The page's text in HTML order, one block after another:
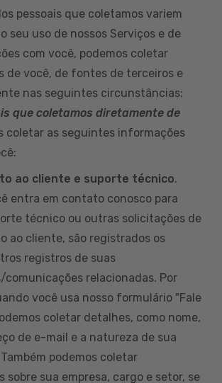
pessoais que coletamos variem
seu uso de nossos Serviços e de
com você, podemos coletar
de você, de fontes de terceiros e
nas seguintes circunstâncias:
que coletamos diretamente de
coletar as seguintes informações
ao cliente e suporte técnico.
entra em contato conosco para
técnico ou outras solicitações de
ao cliente, são registrados os
registros de suas
comunicações relacionadas. Por
você usa nosso formulário "Fale
coletar detalhes, como nome,
de e-mail e a natureza de sua
podemos coletar
sobre sua empresa, cargo e setor, se